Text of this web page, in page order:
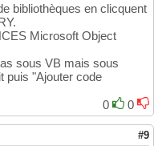
bibliothèques en clicquent
Microsoft Object
sous VB mais sous
puis "Ajouter code
0
0
#9